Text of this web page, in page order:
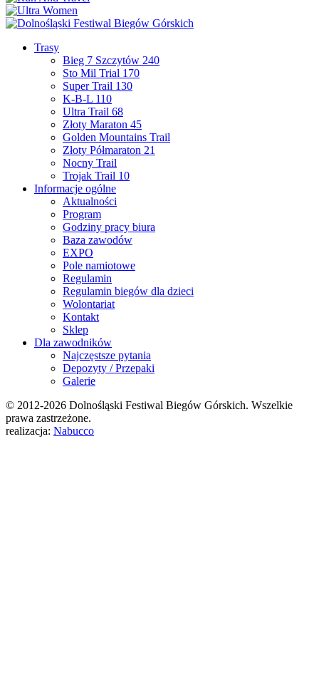
Trasy
Bieg 7 Szczytów 240
Sto Mil Trial 170
Super Trail 130
K-B-L 110
Ultra Trail 68
Złoty Maraton 45
Golden Mountains Trail
Złoty Półmaraton 21
Nocny Trail
Trojak Trail 10
Informacje ogólne
Aktualności
Program
Godziny pracy biura
Baza zawodów
EXPO
Pole namiotowe
Regulamin
Regulamin biegów dla dzieci
Wolontariat
Kontakt
Sklep
Dla zawodników
Najczęstsze pytania
Depozyty / Przepaki
Galerie
© 2012-2026 Dolnośląski Festiwal Biegów Górskich. Wszelkie
prawa zastrzeżone.
realizacja: Nabucco